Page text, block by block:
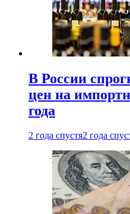
В России
цен на
года
2 года спустя2 года